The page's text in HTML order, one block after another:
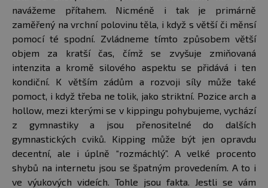
navážeme přítahem. Nicméně i tak je primárně
zaměřený na vrchní polovinu těla, i když s větší či měnsí
pomocí té spodní. Zvládneme tímto způsobem větší
objem za kratší čas, čímž se zvyšuje zmiňovaná
intenzita a kromě silového aspektu se přidává i ten
kondiční. K větším zádům a rozvoji síly může také
pomoct, i když třeba ne tolik, jako striktní. Pozice arch a
hollow, mezi kterými se v kippingu pohybujeme, vychází
z gymnastiky a jsou přenositelné do dalších
gymnastických cviků. Kipping může být jen opravdu
decentní, ale i úplně “rozmáchlý”. A velké procento
shybů na internetu jsou se špatným provedením. A to i
ve výukových videích. Tohle jsou fakta. Jestli se vám